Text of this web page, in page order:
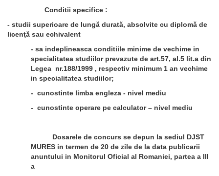
Conditii specifice :
- studii superioare de lungă durată, absolvite cu diplomă de
licenţă sau echivalent
- sa indeplineasca conditiile minime de vechime in
specialitatea studiilor prevazute de art.57, al.5 lit.a din
Legea nr.188/1999 , respectiv minimum 1 an vechime
in specialitatea studiilor;
- cunostinte limba engleza - nivel mediu
- cunostinte operare pe calculator – nivel mediu
Dosarele de concurs se depun la sediul DJST
MURES in termen de 20 de zile de la data publicarii
anuntului in Monitorul Oficial al Romaniei, partea a III
a